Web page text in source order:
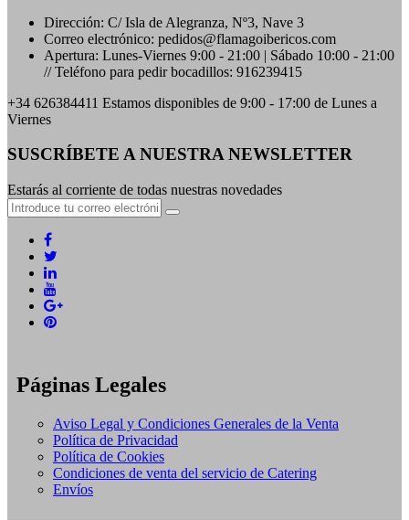
Dirección: C/ Isla de Alegranza, Nº3, Nave 3
Correo electrónico: pedidos@flamagoibericos.com
Apertura: Lunes-Viernes 9:00 - 21:00 | Sábado 10:00 - 21:00
// Teléfono para pedir bocadillos: 916239415
+34 626384411 Estamos disponibles de 9:00 - 17:00 de Lunes a
Viernes
SUSCRÍBETE A NUESTRA NEWSLETTER
Estarás al corriente de todas nuestras novedades
Páginas Legales
Aviso Legal y Condiciones Generales de la Venta
Política de Privacidad
Política de Cookies
Condiciones de venta del servicio de Catering
Envíos